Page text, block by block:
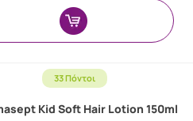
33 Πόντοι
Kid Soft Hair Lotion 150ml